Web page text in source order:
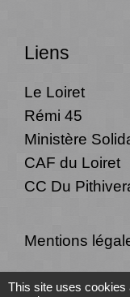
Liens
Le Loiret
Rémi 45
Ministère
CAF du Loiret
CC Du
Mentions
Politique de
This site uses cookies